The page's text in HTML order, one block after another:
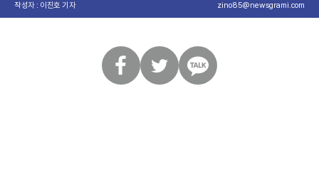
작성자 : 이진호 기자 zino85@newsgrami.com